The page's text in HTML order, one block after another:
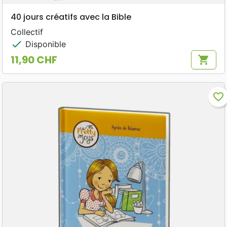
40 jours créatifs avec la Bible
Collectif
check Disponible
Prix
11,90 CHF shopping_cart
favorite_border